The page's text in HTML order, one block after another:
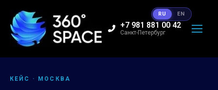
+7 981 881 00 42
Санкт-Петербург
КЕЙС · МОСКВА
RU EN